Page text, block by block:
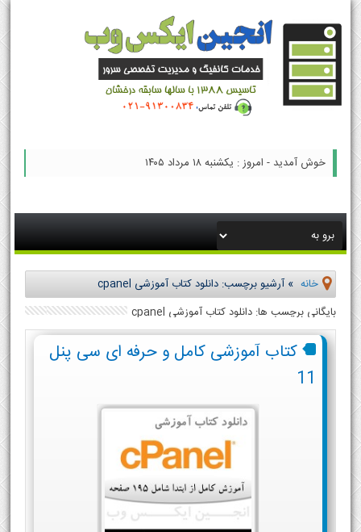
خوش آمدید - امروز : یکشنبه ۱۸ مرداد ۱۴۰۵
خانه »آرشیو برچسب: دانلود کتاب آموزشی cpanel
بایگانی برچسب ها: دانلود کتاب آموزشی cpanel
کتاب آموزشی کامل و حرفه ای سی پنل
11